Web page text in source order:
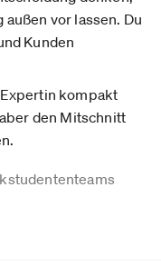
vor lassen. Du
Kunden
kompakt
den Mitschnitt